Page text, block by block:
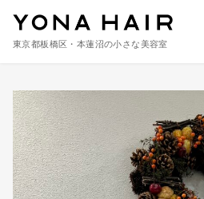
東京都板橋区・本蓮沼の小さな美容室